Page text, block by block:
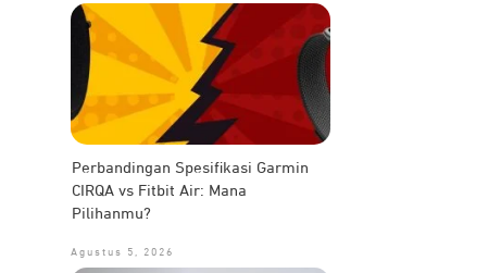
Perbandingan Spesifikasi Garmin
CIRQA vs Fitbit Air: Mana
Pilihanmu?
Agustus 5, 2026